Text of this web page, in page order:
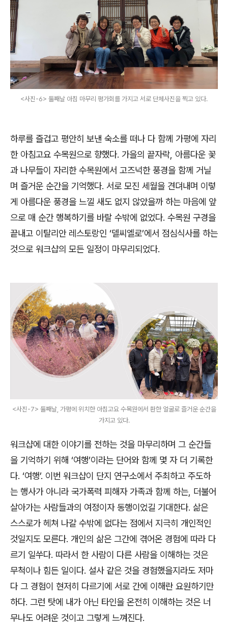
<사진-6> 둘째날 아침 마무리 평가회를 가지고 서로 단체사진을 찍고 있다.
하루를 즐겁고 평안히 보낸 숙소를 떠나 다 함께 가평에 자리
한 아침고요 수목원으로 향했다. 가을의 끝자락, 아름다운 꽃
과 나무들이 자리한 수목원에서 고즈넉한 풍경을 함께 거닐
며 즐거운 순간을 기억했다. 서로 모진 세월을 견뎌내며 이렇
게 아름다운 풍경을 느낄 새도 없지 않았을까 하는 마음에 앞
으로 매 순간 행복하기를 바랄 수밖에 없었다. 수목원 구경을
끝내고 이탈리안 레스토랑인 ‘델씨엘로’에서 점심식사를 하는
것으로 워크샵의 모든 일정이 마무리되었다.
<사진-7> 둘째날, 가평에 위치한 아침고요 수목원에서 환한 얼굴로 즐거운 순간을
가지고 있다.
워크샵에 대한 이야기를 전하는 것을 마무리하며 그 순간들
을 기억하기 위해 ‘여행’이라는 단어와 함께 몇 자 더 기록한
다. ‘여행’. 이번 워크샵이 단지 연구소에서 주최하고 주도하
는 행사가 아니라 국가폭력 피해자 가족과 함께 하는, 더불어
살아가는 사람들과의 여정이자 동행이었길 기대한다. 삶은
스스로가 헤쳐 나갈 수밖에 없다는 점에서 지극히 개인적인
것일지도 모른다. 개인의 삶은 그간에 겪어온 경험에 따라 다
르기 일쑤다. 따라서 한 사람이 다른 사람을 이해하는 것은
무척이나 힘든 일이다. 설사 같은 것을 경험했을지라도 저마
다 그 경험이 현저히 다르기에 서로 간에 이해란 요원하기만
하다. 그런 탓에 내가 아닌 타인을 온전히 이해하는 것은 너
무나도 어려운 것이고 그렇게 느껴진다.